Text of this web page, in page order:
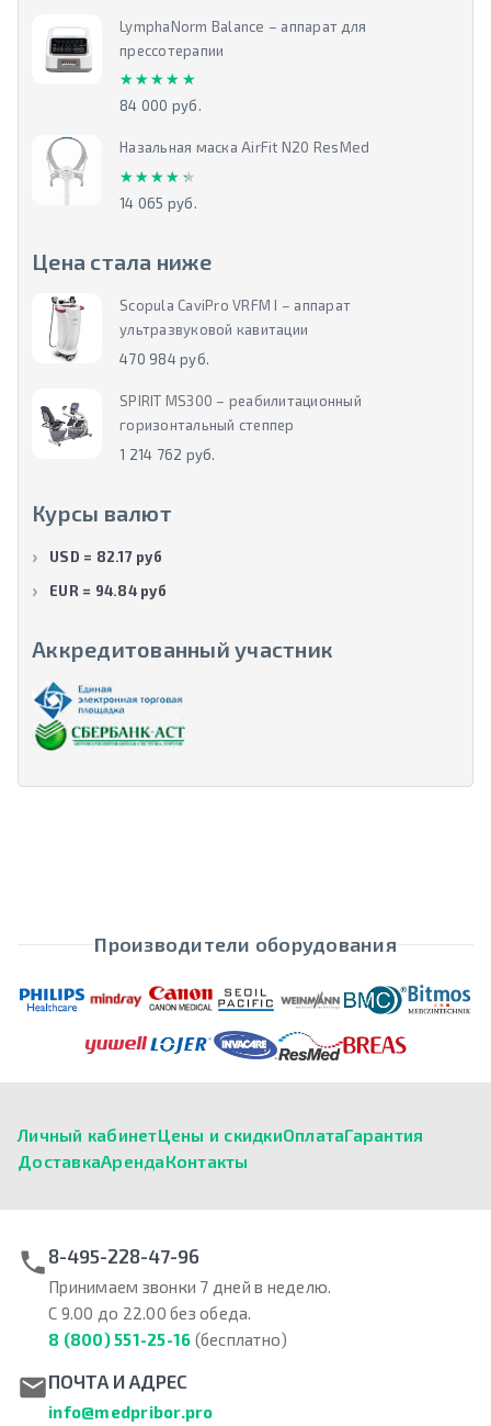
LymphaNorm Balance – аппарат для
прессотерапии
★★★★★
★★★★★
84 000 руб.
Назальная маска AirFit N20 ResMed
★★★★★
★★★★★
14 065 руб.
Цена стала ниже
Scopula CaviPro VRFM I – аппарат
ультразвуковой кавитации
470 984 руб.
SPIRIT MS300 – реабилитационный
горизонтальный степпер
1 214 762 руб.
Курсы валют
USD = 82.17 руб
EUR = 94.84 руб
Аккредитованный участник
Производители оборудования
Личный кабинетЦены и скидкиОплатаГарантия
ДоставкаАрендаКонтакты
8-495-228-47-96
Принимаем звонки 7 дней в неделю.
С 9.00 до 22.00 без обеда.
8 (800) 551-25-16 (бесплатно)
ПОЧТА И АДРЕС
info@medpribor.pro